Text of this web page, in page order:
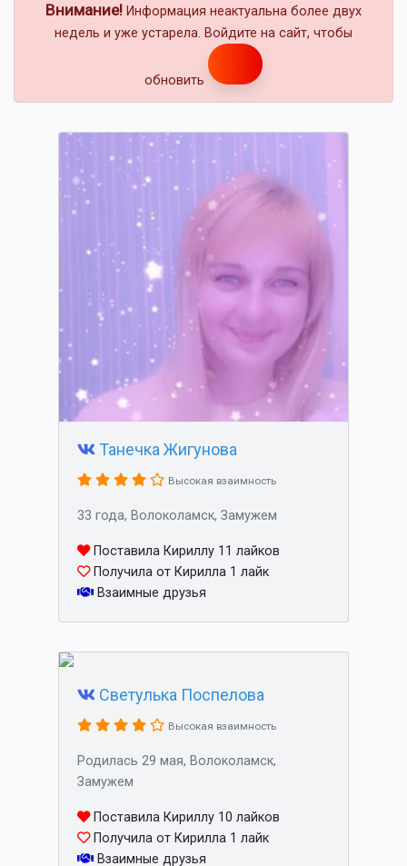
Внимание! Информация неактуальна более двух
недель и уже устарела. Войдите на сайт, чтобы
обновить
Танечка Жигунова
Высокая взаимность
33 года, Волоколамск, Замужем
Поставила Кириллу 11 лайков
Получила от Кирилла 1 лайк
Взаимные друзья
Светулька Поспелова
Высокая взаимность
Родилась 29 мая, Волоколамск,
Замужем
Поставила Кириллу 10 лайков
Получила от Кирилла 1 лайк
Взаимные друзья